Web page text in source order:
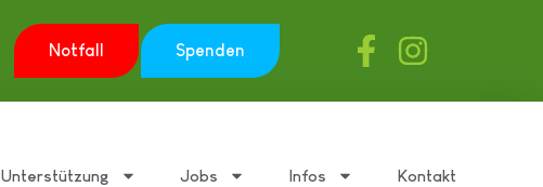
Notfall Spenden
Unterstützung Jobs Infos Kontakt